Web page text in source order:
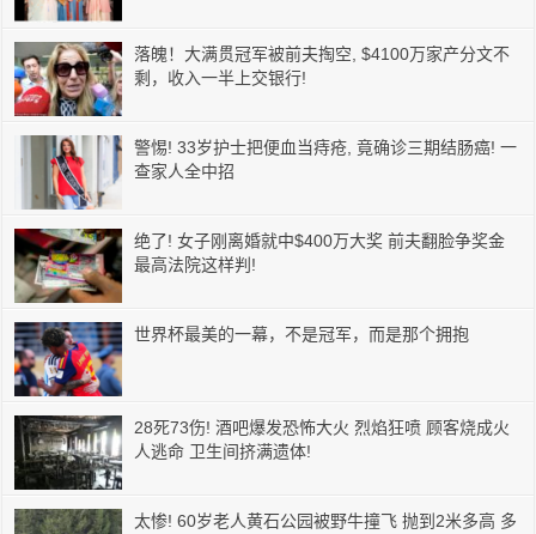
落魄！大满贯冠军被前夫掏空, $4100万家产分文不
剩，收入一半上交银行!
警惕! 33岁护士把便血当痔疮, 竟确诊三期结肠癌! 一
查家人全中招
绝了! 女子刚离婚就中$400万大奖 前夫翻脸争奖金
最高法院这样判!
世界杯最美的一幕，不是冠军，而是那个拥抱
28死73伤! 酒吧爆发恐怖大火 烈焰狂喷 顾客烧成火
人逃命 卫生间挤满遗体!
太惨! 60岁老人黄石公园被野牛撞飞 抛到2米多高 多